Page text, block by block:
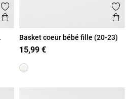
Ajouter aux favoris
Aperçu rapide
Basket coeur bébé fille (20-23)
15,99 €